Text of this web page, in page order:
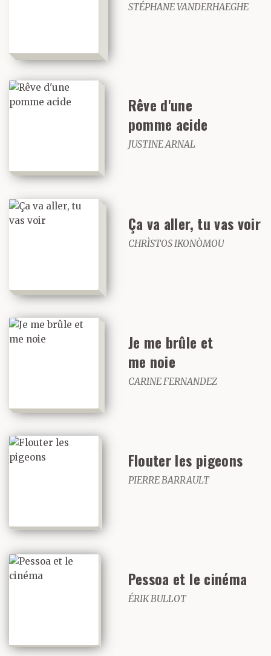
STÉPHANE VANDERHAEGHE
Rêve d'une
pomme acide
JUSTINE ARNAL
Ça va aller, tu vas voir
CHRÌSTOS IKONÒMOU
Je me brûle et
me noie
CARINE FERNANDEZ
Flouter les pigeons
PIERRE BARRAULT
Pessoa et le cinéma
ÉRIK BULLOT